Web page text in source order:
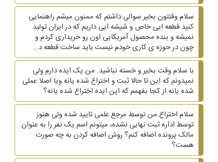
سلام وقتتون بخیر سوالی داشتم که ممنون میشم راهنمایی
کنید قطعه ایی خاص و شیشه ایی داریم که در ایران تولید
نمیشه و بنده محصول آمریکایی اون رو خریداری کردم و
چون در حوزه ی کاری خودم نیست باید ساخت قطعه د...
با سلام وقت بخیر و خسته نباشید. من یک ایده دارم ولی
نمیدونم که این تا حالا ثبت و اختراع شده یانه ویا اصلا عملی
شده یانه.از کجا بفهمم که این ایده اختراع شده یانه؟
سلام اختراع من توسط مرجع علمی تایید شده ولی هنوز
توسط اداره ثبت نهایی نشده، میتونم اسم یک نفر را به عنوان
مالک پرونده اضافه کنم؟ روش اضافه کردن به چه صورت
هست؟